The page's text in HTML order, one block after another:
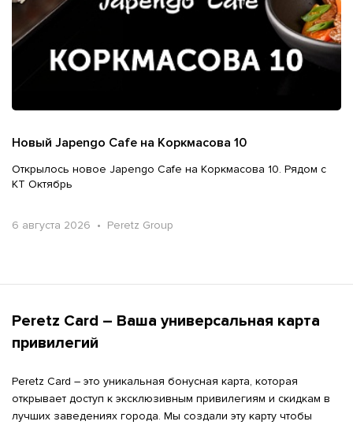
Новый Japengo Cafe на Коркмасова 10
Открылось новое Japengo Cafe на Коркмасова 10. Рядом с
КТ Октябрь
6 августа 2026 • Peretz Group
Peretz Card – Ваша универсальная карта
привилегий
Peretz Card – это уникальная бонусная карта, которая
открывает доступ к эксклюзивным привилегиям и скидкам в
лучших заведениях города. Мы создали эту карту чтобы